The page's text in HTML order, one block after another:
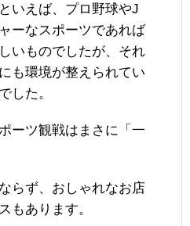
いえば、プロ野球やJ
ーなスポーツであれば
いものでしたが、それ
も環境が整えられてい
した。
ーツ観戦はまさに「一
らず、おしゃれなお店
もあります。